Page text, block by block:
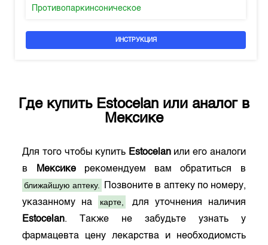
Противопаркинсоническое
ИНСТРУКЦИЯ
Где купить Estocelan или аналог в
Мексике
Для того чтобы купить Estocelanили его аналоги
в
Мексикерекомендуем вам обратиться в
ближайшую аптеку.
Позвоните в аптеку по номеру,
указанному на
карте,
для уточнения наличия
Estocelan. Также не забудьте узнать у
фармацевта цену лекарства и необходиомсть